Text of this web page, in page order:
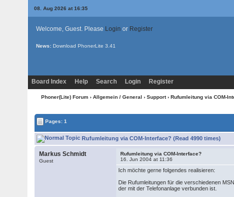
08. Aug 2026 at 16:35
Welcome, Guest. Please Login or Register
News: Download PhonerLite 3.41
Board Index Help Search Login Register
Phoner(Lite) Forum › Allgemein / General › Support› Rufumleitung via COM-
Pages: 1
Rufumleitung via COM-Interface? (Read 4990 times)
Markus Schmidt
Guest
Rufumleitung via COM-Interface?
16. Jun 2004 at 11:36
Ich möchte gerne folgendes realisieren:
Die Rufumleitungen für die verschiedenen
der mit der Telefonanlage verbunden ist.